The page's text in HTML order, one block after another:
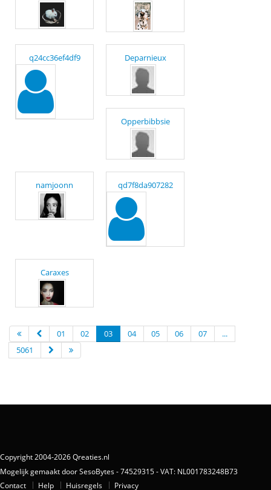
q24cc36ef4df9 Deparnieux
Opperbibbsie
namjoonn qd7f8da907282
Caraxes
01 02 03 04 05 06 07
...
5061
Copyright 2004-2026 Qreaties.nl
Mogelijk gemaakt door SesoBytes - 74529315 - VAT: NL001783248B73
Contact
Help Huisregels Privacy